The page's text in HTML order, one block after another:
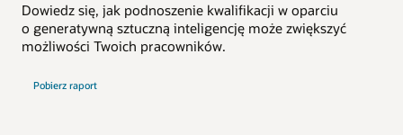
Dowiedz się, jak podnoszenie kwalifikacji w oparciu
o generatywną sztuczną inteligencję może zwiększyć
możliwości Twoich pracowników.
Pobierz raport